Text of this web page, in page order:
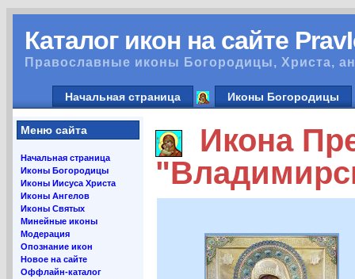
Каталог икон на сайте
Православные иконы Богородицы, Христа,
Начальная страница Иконы Богородицы
Меню сайта
Начальная страница
Иконы Богородицы
Иконы Иисуса Христа
Иконы Ангелов
Иконы Святых
Минейные иконы
Модерация
Опознание икон
Новое на сайте
Оффлайн-каталог
Икона